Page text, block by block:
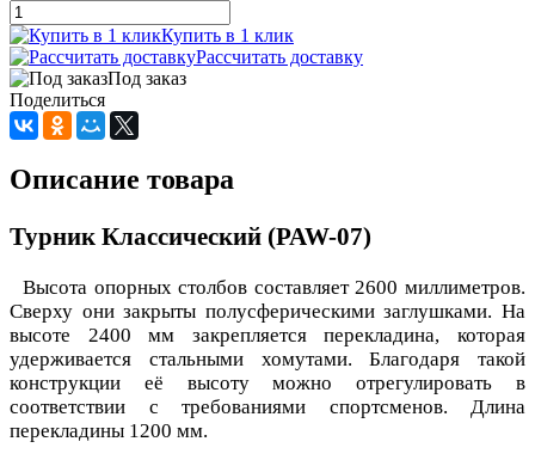
Купить в 1 клик
Рассчитать доставку
Под заказ
Поделиться
Описание товара
Турник Классический (PAW-07)
Высота опорных столбов составляет 2600 миллиметров.
Сверху они закрыты полусферическими заглушками. На
высоте 2400 мм закрепляется перекладина, которая
удерживается стальными хомутами. Благодаря такой
конструкции её высоту можно отрегулировать в
соответствии с требованиями спортсменов. Длина
перекладины 1200 мм.